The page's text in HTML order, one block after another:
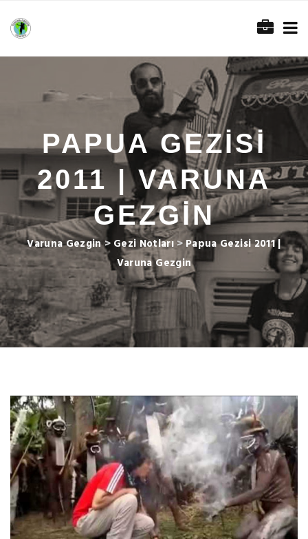
PAPUA GEZISI
2011 | VARUNA
GEZGIN
Varuna Gezgin> Gezi Notları > Papua Gezisi 2011 |
Varuna Gezgin